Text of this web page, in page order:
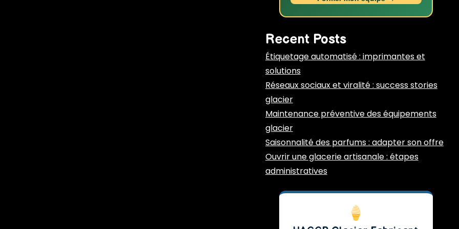
Recent Posts
Étiquetage automatisé : imprimantes et
solutions
Réseaux sociaux et viralité : success stories
glacier
Maintenance préventive des équipements
glacier
Saisonnalité des parfums : adapter son offre
Ouvrir une glacerie artisanale : étapes
administratives